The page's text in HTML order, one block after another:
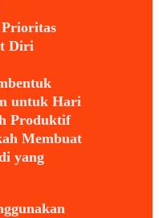
Prioritas
Diri
untuk Hari
Produktif
Membuat
yang